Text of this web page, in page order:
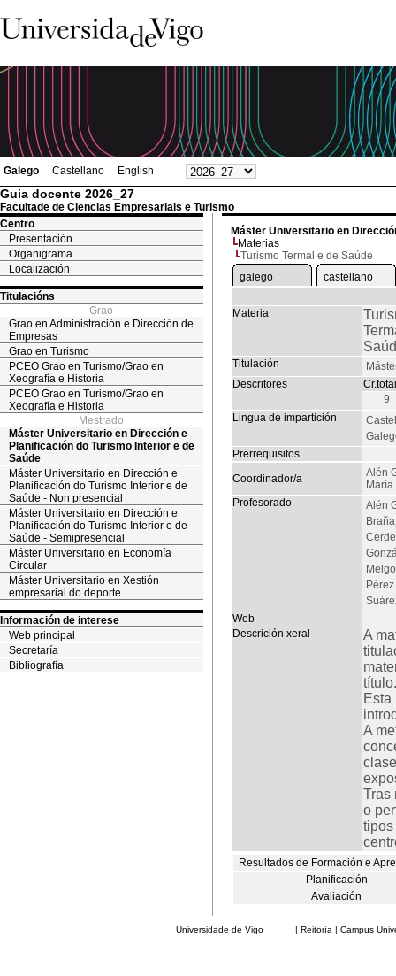
Galego Castellano English
Guia docente 2026_27
Facultade de Ciencias Empresariais e Turismo
Centro
Presentación
Organigrama
Localización
Titulacións
Grao
Grao en Administración e Dirección de
Empresas
Grao en Turismo
PCEO Grao en Turismo/Grao en
Xeografía e Historia
PCEO Grao en Turismo/Grao en
Xeografía e Historia
Mestrado
Máster Universitario en Dirección e
Planificación do Turismo Interior e de
Saúde
Máster Universitario en Dirección e
Planificación do Turismo Interior e de
Saúde - Non presencial
Máster Universitario en Dirección e
Planificación do Turismo Interior e de
Saúde - Semipresencial
Máster Universitario en Economía
Circular
Máster Universitario en Xestión
empresarial do deporte
Información de interese
Web principal
Secretaría
Bibliografía
Máster Universitario en
Materias
Turismo Termal e de Saúde
galego
castellano
Materia
Titulación
Descritores
9
Lingua de impartición
Prerrequisitos
Coordinador/a
Alén
Profesorado
Alén
Web
Descrición xeral
A
título.
Esta
A
Tras
o
Resultados de Formación e
Planificación
Avaliación
Universidade de Vigo | Reitoría | Campus